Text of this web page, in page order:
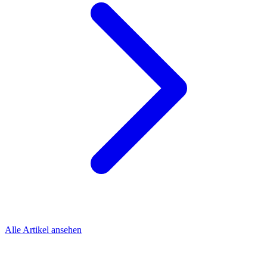
Alle Artikel ansehen